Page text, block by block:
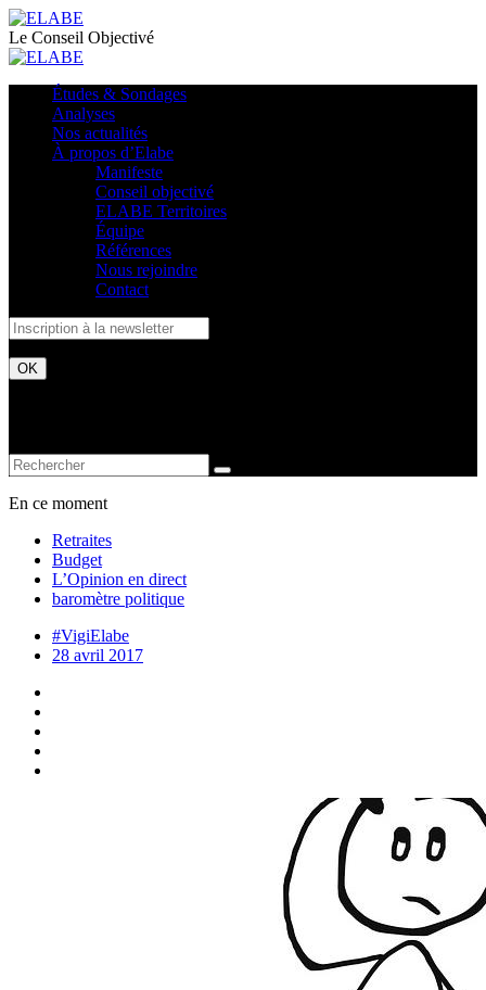
Le Conseil Objectivé
Études & Sondages
Analyses
Nos actualités
À propos d’Elabe
Manifeste
Conseil objectivé
ELABE Territoires
Équipe
Références
Nous rejoindre
Contact
En ce moment
Retraites
Budget
L’Opinion en direct
baromètre politique
#VigiElabe
28 avril 2017